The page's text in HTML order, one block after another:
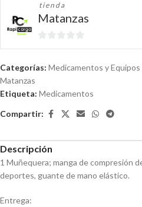
tienda
Matanzas
0
Categorías: Medicamentos y
Matanzas
Etiqueta: Medicamentos
Compartir:
Descripción
1 Muñequera; manga de compresión
deportes, guante de mano elástico.
Entrega: